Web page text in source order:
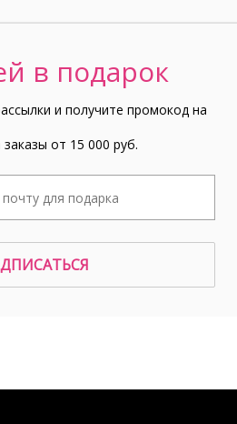
в подарок
и получите промокод на
от 15 000 руб.